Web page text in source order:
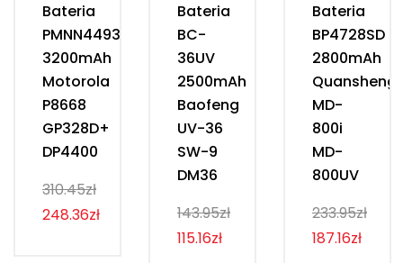
Bateria
PMNN4493D
3200mAh
Motorola
P8668
GP328D+
DP4400
310.45zł
248.36zł
Bateria
BC-
36UV
2500mAh
Baofeng
UV-36
SW-9
DM36
143.95zł
115.16zł
Bateria
BP4728SD
2800mAh
Quansheng
MD-
800i
MD-
800UV
233.95zł
187.16zł